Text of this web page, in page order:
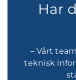
Har
– Vårt
teknisk